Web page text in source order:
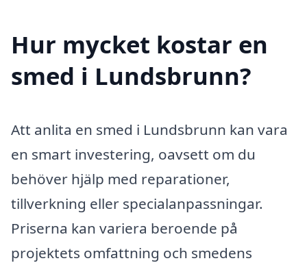
Hur mycket kostar en
smed i Lundsbrunn?
Att anlita en smed i Lundsbrunn kan vara
en smart investering, oavsett om du
behöver hjälp med reparationer,
tillverkning eller specialanpassningar.
Priserna kan variera beroende på
projektets omfattning och smedens